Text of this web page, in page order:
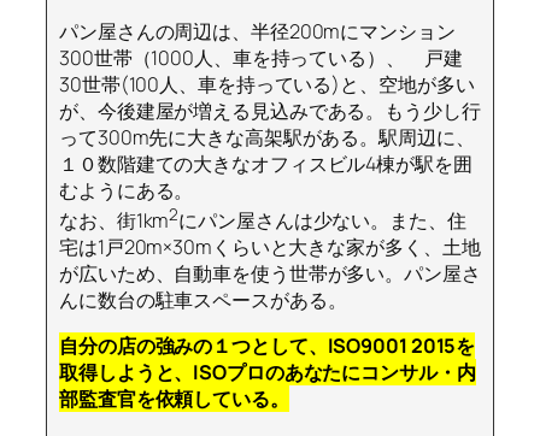
パン屋さんの周辺は、半径200mにマンション
300世帯（1000人、車を持っている）、 戸建
30世帯(100人、車を持っている)と、空地が多い
が、今後建屋が増える見込みである。もう少し行
って300m先に大きな高架駅がある。駅周辺に、
１０数階建ての大きなオフィスビル4棟が駅を囲
むようにある。
なお、街1km2にパン屋さんは少ない。また、住
宅は1戸20m×30mくらいと大きな家が多く、土地
が広いため、自動車を使う世帯が多い。パン屋さ
んに数台の駐車スペースがある。
自分の店の強みの１つとして、ISO9001 2015を
取得しようと、ISOプロのあなたにコンサル・内
部監査官を依頼している。